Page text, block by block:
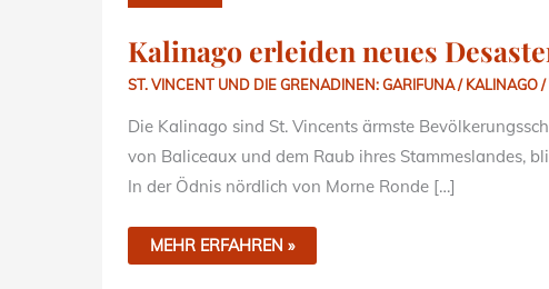
Kalinago erleiden neues
ST. VINCENT UND DIE GRENADINEN: GARIFUNA / KALINAGO/
Die Kalinago sind St. Vincents ärmste
von Baliceaux und dem Raub ihres Stammeslandes,
In der Ödnis nördlich von Morne Ronde […]
MEHR ERFAHREN »